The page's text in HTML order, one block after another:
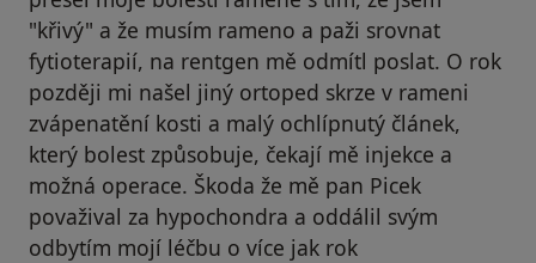
"křivý" a že musím rameno a paži srovnat
fytioterapií, na rentgen mě odmítl poslat. O rok
později mi našel jiný ortoped skrze v rameni
zvápenatění kosti a malý ochlípnutý článek,
který bolest způsobuje, čekají mě injekce a
možná operace. Škoda že mě pan Picek
považival za hypochondra a oddálil svým
odbytím mojí léčbu o více jak rok